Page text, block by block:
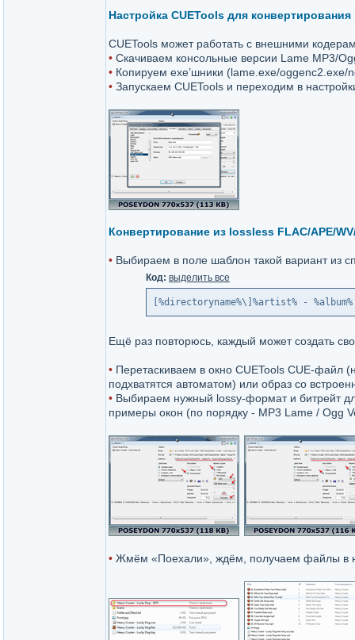
Настройка CUETools для
CUETools может работать с внешними
• Скачиваем консольные версии Lame MP3/
• Копируем exe’шники (lame.exe/oggenc2.exe/
• Запускаем CUETools и переходим в
Конвертирование из lossless FLAC/APE/
• Выбираем в поле шаблон такой вариант из
Код: выделить все
[%directoryname%\]%artist% -
Ещё раз повторюсь, каждый может создать
• Перетаскиваем в окно CUETools CUE-файл
подхватятся автоматом) или образ со
• Выбираем нужный lossy-формат и битрейт
примеры окон (по порядку - MP3 Lame / Ogg
• Жмём «Поехали», ждём, получаем файлы в